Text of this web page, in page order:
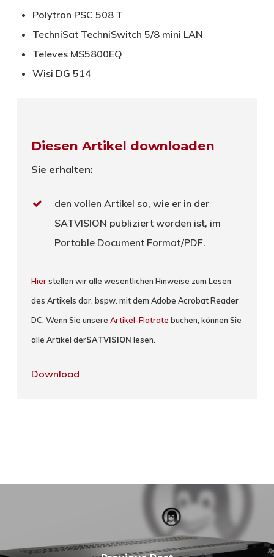
Polytron PSC 508 T
TechniSat TechniSwitch 5/8 mini LAN
Televes MS5800EQ
Wisi DG 514
Diesen Artikel downloaden
Sie erhalten:
den vollen Artikel so, wie er in der
SATVISION publiziert worden ist, im
Portable Document Format/PDF.
Hierstellen wir alle wesentlichen Hinweise zum Lesen
des Artikels dar, bspw. mit dem Adobe Acrobat Reader
DC. Wenn Sie unsereArtikel-Flatrate buchen, können Sie
alle Artikel derSATVISION lesen.
Download